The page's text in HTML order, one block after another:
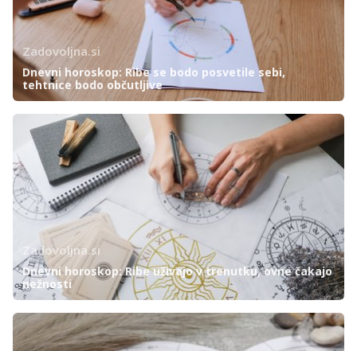
Zadovoljna.si
Dnevni horoskop: Ribe se bodo posvetile sebi,
tehtnice bodo občutljive
Zadovoljna.si
Dnevni horoskop: Ribe uživajo v trenutku, ovne čakajo
nežnosti